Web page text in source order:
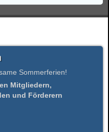
Sommerferien!
Mitgliedern,
und Förderern